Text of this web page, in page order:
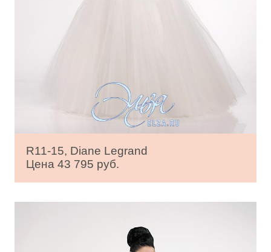
R11-15, Diane Legrand
Цена 43 795 руб.